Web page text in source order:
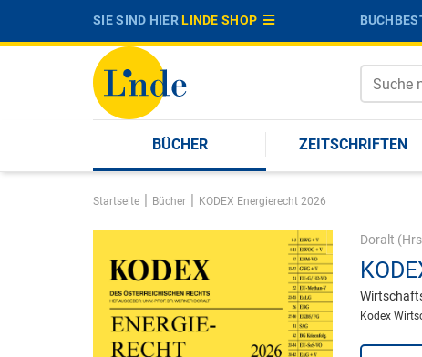
SIE SIND HIERLINDE SHOP
BÜCHER ZEITSCHRIFTEN
Startseite | Bücher | KODEX Energierecht 2026
Doralt
Kodex